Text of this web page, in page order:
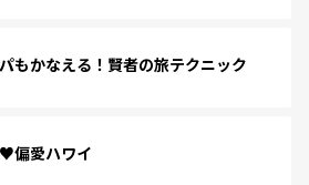
もかなえる！賢者の旅テクニック
偏愛ハワイ